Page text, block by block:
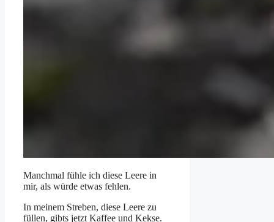
Manchmal fühle ich diese Leere in
mir, als würde etwas fehlen.
In meinem Streben, diese Leere zu
füllen, gibts jetzt Kaffee und Kekse.